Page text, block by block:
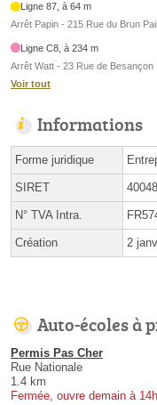
Ligne 87, à 64 m
Arrêt Papin - 215 Rue du Brun
Ligne C8, à 234 m
Arrêt Watt - 23 Rue de Besançon
Voir tout
Informations
Forme juridique
SIRET
N° TVA Intra.
Création 2
Auto-écoles à
Permis Pas Cher
Rue Nationale
1.4 km
Fermée, ouvre demain à 14h